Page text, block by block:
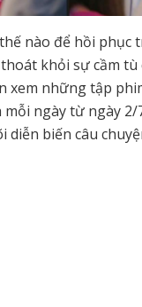
nào để hồi phục
khỏi sự cầm tù
xem những tập
mỗi ngày từ ngày
diễn biến câu